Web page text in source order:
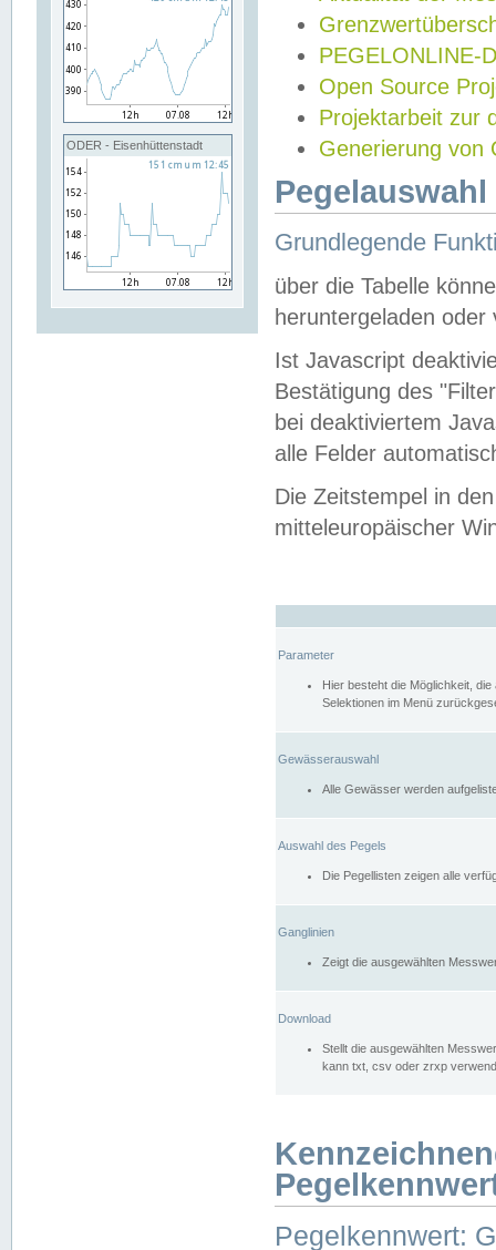
ODER - Eisenhüttenstadt
PEGELONLINE-
Open Source
Projektarbeit zur
Generierung von
Grundlegende
über die Tabelle
heruntergeladen oder
Ist Javascript
Bestätigung des
bei deaktiviertem
alle Felder
Die Zeitstempel in
mitteleuropäischer
Parameter
Hier besteht die Möglichkeit,
Selektionen im Menü
Gewässerauswahl
Alle Gewässer werden
Auswahl des Pegels
Die Pegellisten zeigen alle
Ganglinien
Zeigt die ausgewählten
Download
Stellt die ausgewählten
kann txt, csv oder zrxp
Pegelkennwert: